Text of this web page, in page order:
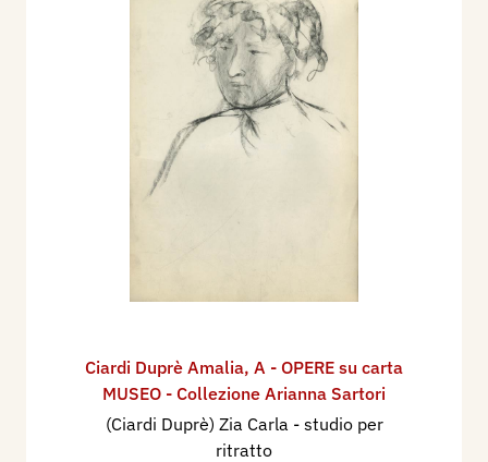
Ciardi Duprè Amalia, A - OPERE su carta
MUSEO - Collezione Arianna Sartori
(Ciardi Duprè) Zia Carla - studio per
ritratto